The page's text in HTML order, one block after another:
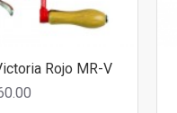
Rojo MR-V